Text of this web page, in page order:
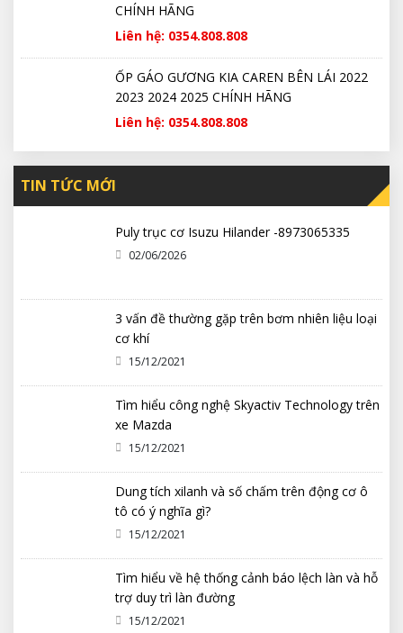
CHÍNH HÃNG
Liên hệ: 0354.808.808
ỐP GÁO GƯƠNG KIA CAREN BÊN LÁI 2022
2023 2024 2025 CHÍNH HÃNG
Liên hệ: 0354.808.808
TIN TỨC MỚI
Puly trục cơ Isuzu Hilander -8973065335
02/06/2026
3 vấn đề thường gặp trên bơm nhiên liệu loại
cơ khí
15/12/2021
Tìm hiểu công nghệ Skyactiv Technology trên
xe Mazda
15/12/2021
Dung tích xilanh và số chấm trên động cơ ô
tô có ý nghĩa gì?
15/12/2021
Tìm hiểu về hệ thống cảnh báo lệch làn và hỗ
trợ duy trì làn đường
15/12/2021